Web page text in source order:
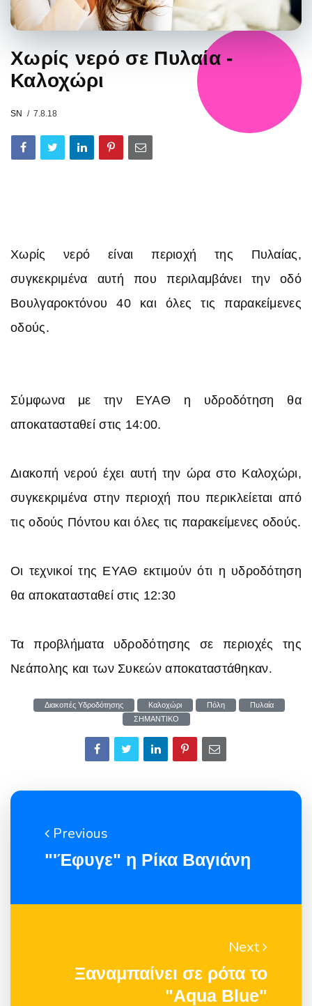
Χωρίς νερό σε Πυλαία -
Καλοχώρι
SN 7.8.18
Χωρίς νερό είναι περιοχή της Πυλαίας,
συγκεκριμένα αυτή που περιλαμβάνει την οδό
Βουλγαροκτόνου 40 και όλες τις παρακείμενες
οδούς.
Σύμφωνα με την ΕΥΑΘ η υδροδότηση θα
αποκατασταθεί στις 14:00.
Διακοπή νερού έχει αυτή την ώρα στο Καλοχώρι,
συγκεκριμένα στην περιοχή που περικλείεται από
τις οδούς Πόντου και όλες τις παρακείμενες οδούς.
Οι τεχνικοί της ΕΥΑΘ εκτιμούν ότι η υδροδότηση
θα αποκατασταθεί στις 12:30
Τα προβλήματα υδροδότησης σε περιοχές της
Νεάπολης και των Συκεών αποκαταστάθηκαν.
Διακοπές Υδροδότησης Καλοχώρι Πόλη
Πυλαία
ΣΗΜΑΝΤΙΚΟ
Previous
"'Έφυγε" η Ρίκα Βαγιάνη
Next
Ξαναμπαίνει σε ρότα το
"Aqua Blue"